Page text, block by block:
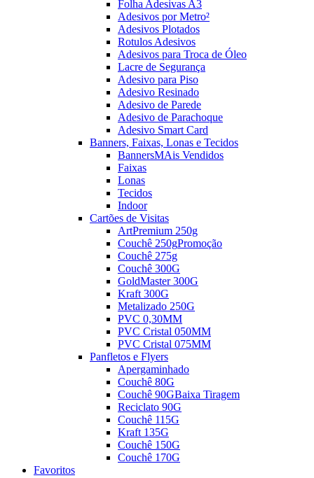
Folha Adesivas A3
Adesivos por Metro²
Adesivos Plotados
Rotulos Adesivos
Adesivos para Troca de Óleo
Lacre de Segurança
Adesivo para Piso
Adesivo Resinado
Adesivo de Parede
Adesivo de Parachoque
Adesivo Smart Card
Banners, Faixas, Lonas e Tecidos
BannersMAis Vendidos
Faixas
Lonas
Tecidos
Indoor
Cartões de Visitas
ArtPremium 250g
Couchê 250gPromoção
Couchê 275g
Couchê 300G
GoldMaster 300G
Kraft 300G
Metalizado 250G
PVC 0,30MM
PVC Cristal 050MM
PVC Cristal 075MM
Panfletos e Flyers
Apergaminhado
Couchê 80G
Couchê 90GBaixa Tiragem
Reciclato 90G
Couchê 115G
Kraft 135G
Couchê 150G
Couchê 170G
Favoritos